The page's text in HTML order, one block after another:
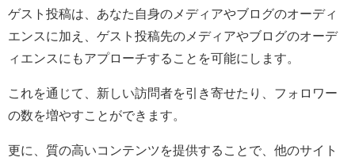
ゲスト投稿は、あなた自身のメディアやブログのオーディ
エンスに加え、ゲスト投稿先のメディアやブログのオーデ
ィエンスにもアプローチすることを可能にします。
これを通じて、新しい訪問者を引き寄せたり、フォロワー
の数を増やすことができます。
更に、質の高いコンテンツを提供することで、他のサイト